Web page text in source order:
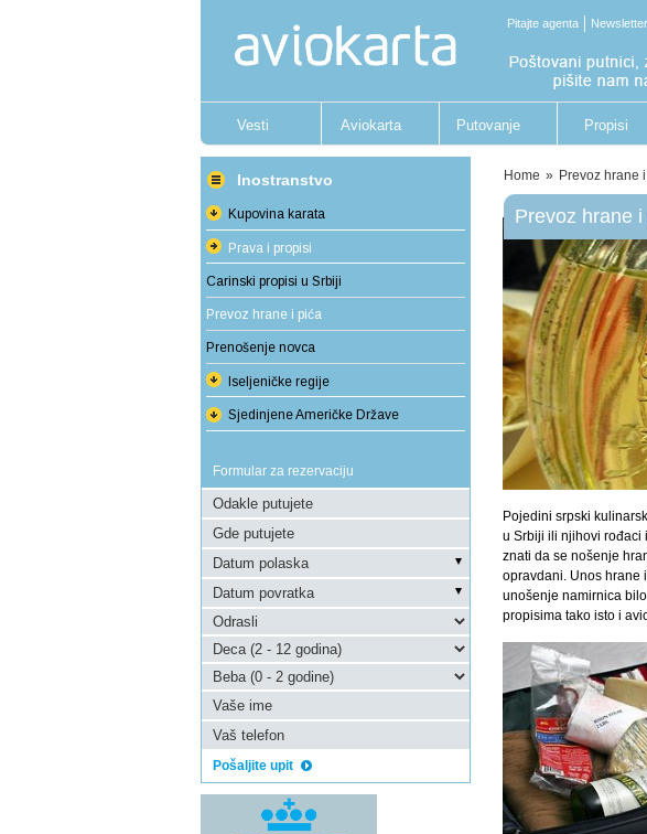
Pitajte agenta Newsletter
Vesti Aviokarta Putovanje Propisi
Home » Prevoz hrane
Prevoz hrane i
Pojedini srpski
u Srbiji ili njihovi rođaci
znati da se nošenje
opravdani. Unos hrane
unošenje namirnica
propisima tako isto i
Inostranstvo
Kupovina karata
Prava i propisi
Carinski propisi u Srbiji
Prevoz hrane i pića
Prenošenje novca
Iseljeničke regije
Sjedinjene Američke Države
Formular za rezervaciju
Pošaljite upit